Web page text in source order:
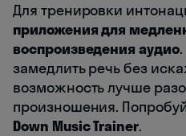
Для тренировки
приложения для
воспроизведения аудио
замедлить речь без
возможность лучше
произношения.
Down Music Trainer.